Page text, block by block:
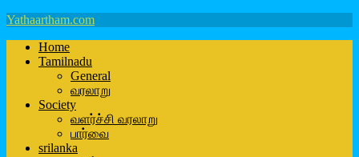
Yathaartham.com
Home
Tamilnadu
General
வரலாறு
Society
வளர்ச்சி வரலாறு
பார்வை
srilanka